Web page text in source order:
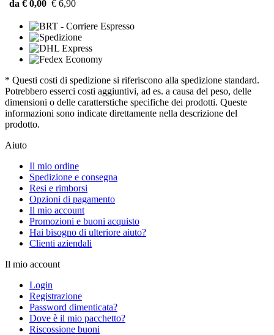
da € 0,00 € 6,90
* Questi costi di spedizione si riferiscono alla spedizione standard.
Potrebbero esserci costi aggiuntivi, ad es. a causa del peso, delle
dimensioni o delle caratterstiche specifiche dei prodotti. Queste
informazioni sono indicate direttamente nella descrizione del
prodotto.
Aiuto
Il mio ordine
Spedizione e consegna
Resi e rimborsi
Opzioni di pagamento
Il mio account
Promozioni e buoni acquisto
Hai bisogno di ulteriore aiuto?
Clienti aziendali
Il mio account
Login
Registrazione
Password dimenticata?
Dove è il mio pacchetto?
Riscossione buoni